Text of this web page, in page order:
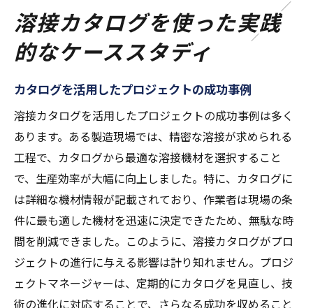
溶接カタログを使った実践
的なケーススタディ
カタログを活用したプロジェクトの成功事例
溶接カタログを活用したプロジェクトの成功事例は多く
あります。ある製造現場では、精密な溶接が求められる
工程で、カタログから最適な溶接機材を選択すること
で、生産効率が大幅に向上しました。特に、カタログに
は詳細な機材情報が記載されており、作業者は現場の条
件に最も適した機材を迅速に決定できたため、無駄な時
間を削減できました。このように、溶接カタログがプロ
ジェクトの進行に与える影響は計り知れません。プロジ
ェクトマネージャーは、定期的にカタログを見直し、技
術の進化に対応することで、さらなる成功を収めること